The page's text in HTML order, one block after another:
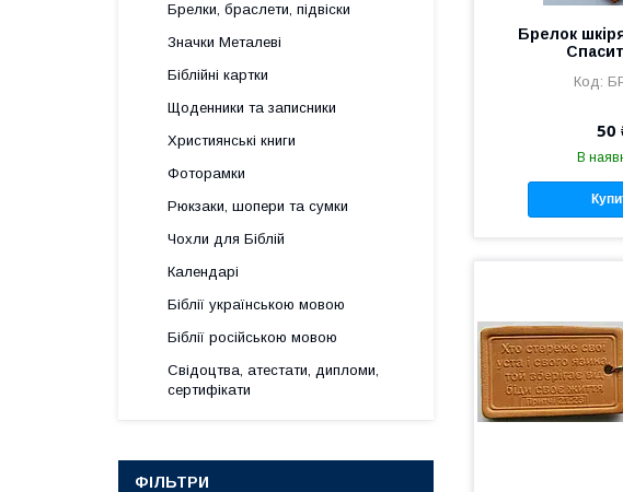
Брелок
50
В
Брелки, браслети, підвіски
Значки Металеві
Біблійні картки
Щоденники та записники
Християнські книги
Фоторамки
Рюкзаки, шопери та сумки
Чохли для Біблій
Календарі
Біблії українською мовою
Біблії російською мовою
Свідоцтва, атестати, дипломи,
сертифікати
ФІЛЬТРИ